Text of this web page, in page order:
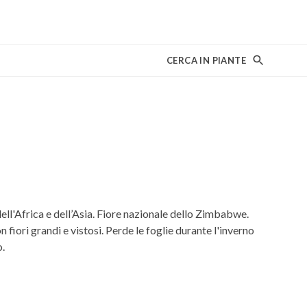
CERCA IN PIANTE
e dell’Asia. Fiore nazionale dello Zimbabwe.
fiori grandi e vistosi. Perde le foglie durante l'inverno